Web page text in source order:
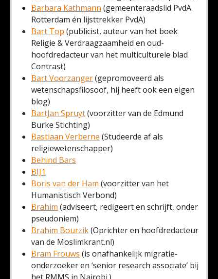
Barbara Kathmann (gemeenteraadslid PvdA
Rotterdam én lijsttrekker PvdA)
Bart Top (publicist, auteur van het boek
Religie & Verdraagzaamheid en oud-
hoofdredacteur van het multiculturele blad
Contrast)
Bart Voorzanger(gepromoveerd als
wetenschapsfilosoof, hij heeft ook een eigen
blog)
BartJan Spruyt(voorzitter van de Edmund
Burke Stichting)
Bastiaan Verberne (Studeerde af als
religiewetenschapper)
Behind Bars
BIJ1
Boris van der Ham (voorzitter van het
Humanistisch Verbond)
Brahim (adviseert, redigeert en schrijft, onder
pseudoniem)
Brahim Bourzik(Oprichter en hoofdredacteur
van de Moslimkrant.nl)
Bram Frouws (is onafhankelijk migratie-
onderzoeker en ‘senior research associate’ bij